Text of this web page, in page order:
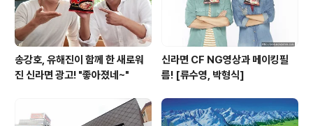
송강호, 유해진이 함께 한 새로워
진 신라면 광고! "좋아졌네~"
신라면 CF NG영상과 메이킹필
름! [류수영, 박형식]